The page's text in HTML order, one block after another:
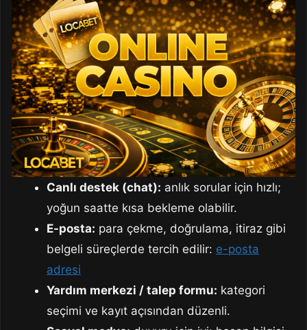
Canlı destek (chat): anlık sorular için hızlı;
yoğun saatte kısa bekleme olabilir.
E-posta: para çekme, doğrulama, itiraz gibi
belgeli süreçlerde tercih edilir: e-posta
adresi
Yardım merkezi / talep formu: kategori
seçimi ve kayıt açısından düzenli.